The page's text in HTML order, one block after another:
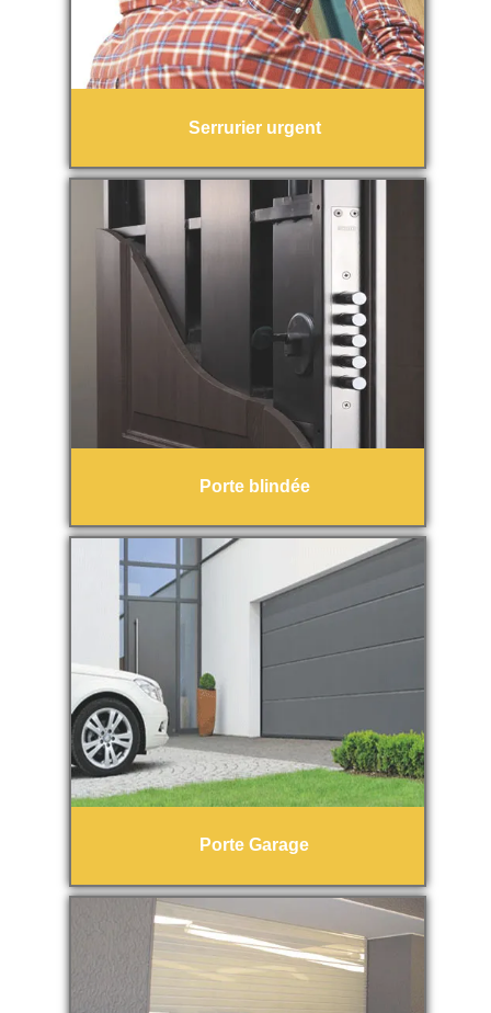
Serrurier urgent
Porte blindée
Porte Garage